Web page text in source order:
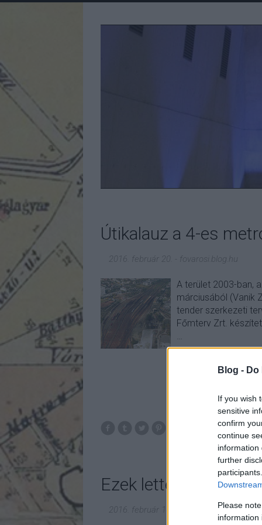
Blog -
If you wish
sensitive
confirm
continue
information
further
Please
information
Útikalauz a 4-es
2016. február 20. fovarosi.blog.hu
A terület 2003-ban,
márciusából (Vanik
tender szerkezeti
Főmterv Zrt.
…
budapest bkv
Ezek lettek az év
2016. február 16. fovarosi.blog.hu